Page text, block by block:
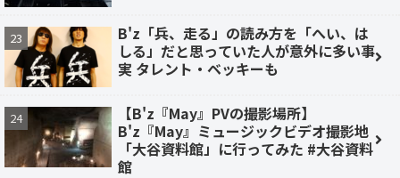
B'z「兵、走る」の読み方を「へい、は
しる」だと思っていた人が意外に多い事
実 タレント・ベッキーも
【B'z『May』PVの撮影場所】
B'z『May』ミュージックビデオ撮影地
「大谷資料館」に行ってみた #大谷資料
館